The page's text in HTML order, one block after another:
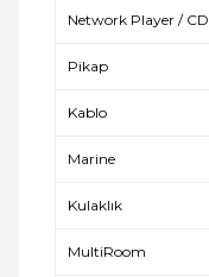
Network Player / CD
Pikap
Kablo
Marine
Kulaklık
MultiRoom